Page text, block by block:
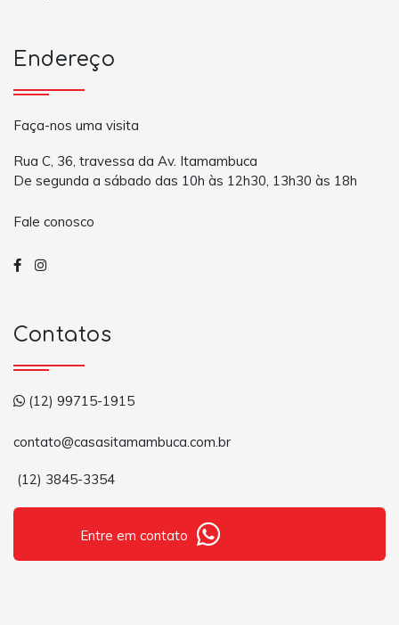
Endereço
Faça-nos uma visita
Rua C, 36, travessa da Av. Itamambuca
De segunda a sábado das 10h às 12h30, 13h30 às 18h
Fale conosco
Contatos
(12) 99715-1915
contato@casasitamambuca.com.br
(12) 3845-3354
Entre em contato